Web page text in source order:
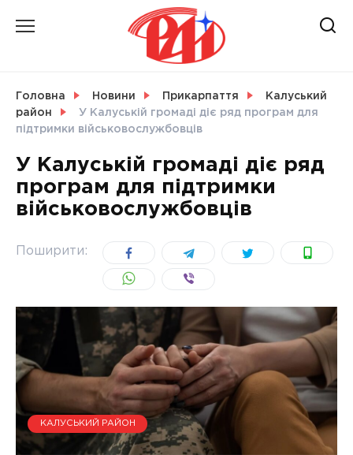
СВІТ
УКРАЇНА
Головна Новини Прикарпаття
Калуський
район
У Калуській громаді діє ряд програм для
підтримки військовослужбовців
У Калуській громаді діє ряд
програм для підтримки
військовослужбовців
Поширити:
КАЛУСЬКИЙ РАЙОН